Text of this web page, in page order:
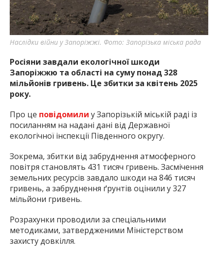
найважливішу інформацію про події
міста Запоріжжя та області.
Наслідки війни у Запоріжжі. Фото: Запорізька міська рада
Росіяни завдали екологічної шкоди
Запоріжжю та області на суму понад 328
мільйонів гривень. Це збитки за квітень 2025
року.
Про це повідомили у Запорізькій міській раді із
посиланням на надані дані від Державної
екологічної інспекції Південного округу.
Зокрема, збитки від забруднення атмосферного
повітря становлять 431 тисяч гривень. Засмічення
земельних ресурсів завдало шкоди на 846 тисяч
гривень, а забруднення ґрунтів оцінили у 327
мільйони гривень.
Розрахунки проводили за спеціальними
методиками, затвердженими Міністерством
захисту довкілля.